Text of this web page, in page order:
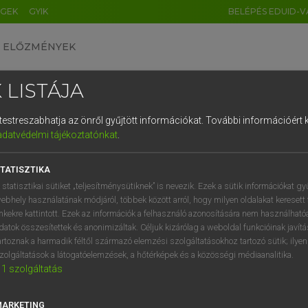
GYIK BELÉPÉS EDUID-
ELŐZMÉNYEK
szótár
VAN ELŐFIZETÉSED?
megtekintéséhez.
LISTÁJA
az önről gyűjtött információkat. További információért
tájékoztatónkat.
statisztikai sütiket „teljesítménysütiknek” is nevezik. Ezek a sütik információkat
használatának módjáról, többek között arról, hogy milyen oldalakat keresett
kattintott. Ezek az információk a felhasználó azonosítására nem
összesítettek és anonimizáltak. Céljuk kizárólag a weboldal funkcióinak
a harmadik féltől származó elemzési szolgáltatásokhoz tartozó sütik;
a látogatóelemzések, a hőtérképek és a közösségi médiaanalitika.
1 szolgáltatás
DE CN FR ES IT NL
1 2 3 4 5 6 7 8 9
q w e r t z u i
a s d f g h j k l é
í y x c v b n m , .